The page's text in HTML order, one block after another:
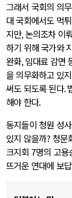
그래서 국회의 의
대 국회에서도 먹
지만, 논의조차 이
하기 위해 국가와
완화, 임대료 감면
을 의무화하고 있
써도 되도록 된다.
해야 한다.
동지들이 청원 성
있지 않을까? 청문
크지회 7명의 고용
뜨거운 연대에 보